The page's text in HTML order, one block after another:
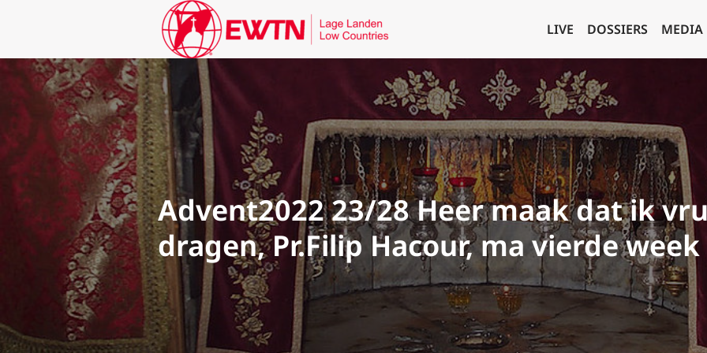
LIVE DOSSIERS MEDIA
Advent2022 23/28 Heer maak dat ik
dragen, Pr.Filip Hacour, ma vierde week